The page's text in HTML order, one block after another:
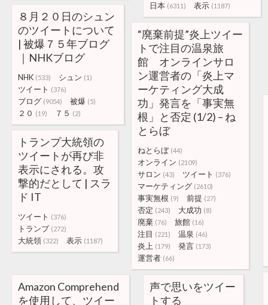
日本 (6311) 表示 (1187)
８月２０日のシュン
のツイートについて
| 被爆７５年ブログ
｜NHKブログ
NHK (533) シュン (1)
ツイート (376)
ブログ (9054) 被爆 (5)
２０ (19) ７５ (2)
“廃棄前提”炎上ツイー
トで注目の温泉旅
館 オンラインサロ
ン運営者の「炎上マ
ーケティング大成
功」発言を「事実無
根」と否定 (1/2) – ね
とらぼ
ねとらぼ (44)
オンライン (2109)
サロン (43) ツイート (376)
マーケティング (2610)
事実無根 (9) 前提 (27)
否定 (243) 大成功 (8)
廃棄 (76) 旅館 (16)
注目 (221) 温泉 (46)
炎上 (179) 発言 (173)
運営者 (66)
トランプ大統領の
ツイートが再び非
表示にされる。攻
撃的だとして | スラ
ド IT
ツイート (376)
トランプ (272)
大統領 (322) 表示 (1187)
Amazon Comprehend
を使用して、ツイー
声で思いをツイー
トする